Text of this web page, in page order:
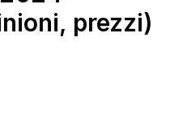
prezzi)